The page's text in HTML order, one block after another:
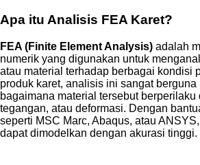
Apa itu Analisis FEA Karet?
FEA (Finite Element Analysis) adalah
numerik yang digunakan untuk
atau material terhadap berbagai kondisi
produk karet, analisis ini sangat berguna
bagaimana material tersebut berperilaku
tegangan, atau deformasi. Dengan
seperti MSC Marc, Abaqus, atau
dapat dimodelkan dengan akurasi tinggi.